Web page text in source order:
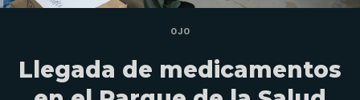
OJO
Llegada de medicamentos